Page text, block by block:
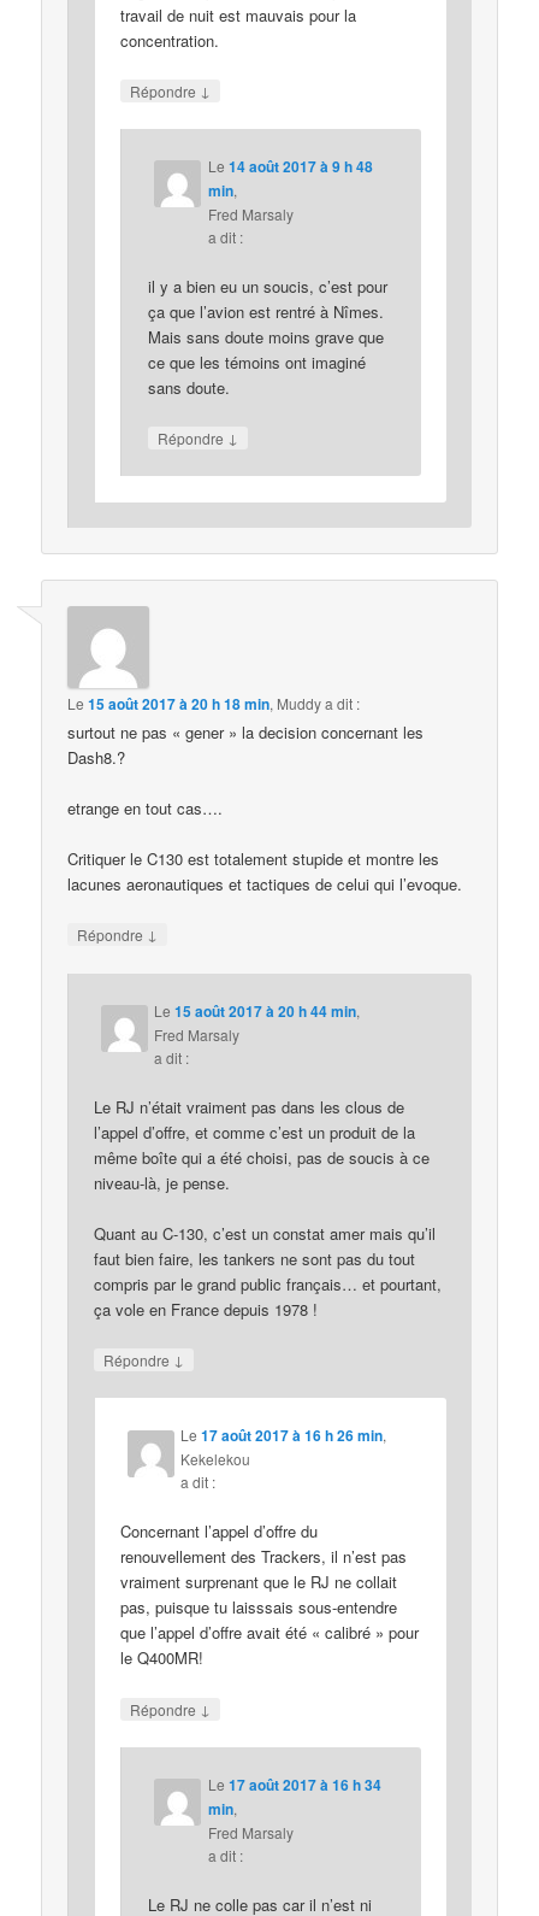
travail de nuit est mauvais pour la
concentration.
Répondre ↓
Le 14 août 2017 à 9 h 48
min,
Fred Marsaly
a dit :
il y a bien eu un soucis, c’est pour
ça que l’avion est rentré à Nîmes.
Mais sans doute moins grave que
ce que les témoins ont imaginé
sans doute.
Répondre ↓
Le15 août 2017 à 20 h 18 min, Muddya dit :
surtout ne pas « gener » la decision concernant les
Dash8.?
etrange en tout cas….
Critiquer le C130 est totalement stupide et montre les
lacunes aeronautiques et tactiques de celui qui l’evoque.
Répondre ↓
Le15 août 2017 à 20 h 44 min,
Fred Marsaly
a dit :
Le RJ n’était vraiment pas dans les clous de
l’appel d’offre, et comme c’est un produit de la
même boîte qui a été choisi, pas de soucis à ce
niveau-là, je pense.
Quant au C-130, c’est un constat amer mais qu’il
faut bien faire, les tankers ne sont pas du tout
compris par le grand public français… et pourtant,
ça vole en France depuis 1978 !
Répondre ↓
Le17 août 2017 à 16 h 26 min,
Kekelekou
a dit :
Concernant l’appel d’offre du
renouvellement des Trackers, il n’est pas
vraiment surprenant que le RJ ne collait
pas, puisque tu laisssais sous-entendre
que l’appel d’offre avait été « calibré » pour
le Q400MR!
Répondre ↓
Le 17 août 2017 à 16 h 34
min,
Fred Marsaly
a dit :
Le RJ ne colle pas car il n’est ni